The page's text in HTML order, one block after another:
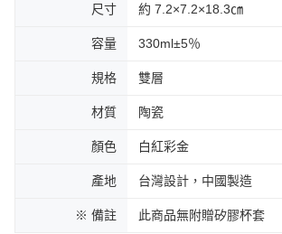
尺寸 約 7.2×7.2×18.3㎝
容量 330ml±5％
規格 雙層
材質 陶瓷
顏色 白紅彩金
產地 台灣設計，中國製造
※ 備註 此商品無附贈矽膠杯套